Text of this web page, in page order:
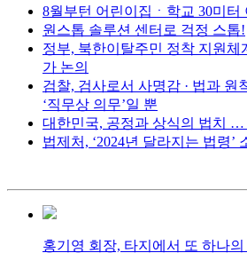
8월부턴 어린이집ㆍ학교 30미터
원스톱 솔루션 센터로 걱정 스톱!
정부, 북한이탈주민 정착 지원체
가 논의
검찰, 검사로서 사명감 · 법과 원
‘직무상 의무’일 뿐
대한민국, 공정과 상식의 법치 …
법제처, ‘2024년 달라지는 법령’
홍기영 회장, 타지에서 또 하나